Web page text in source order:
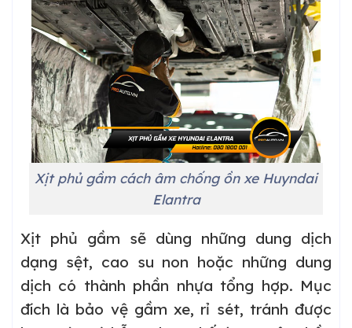
Xịt phủ gầm cách âm chống ồn xe Huyndai
Elantra
Xịt phủ gầm sẽ dùng những dung dịch
dạng sệt, cao su non hoặc những dung
dịch có thành phần nhựa tổng hợp. Mục
đích là bảo vệ gầm xe, rỉ sét, tránh được